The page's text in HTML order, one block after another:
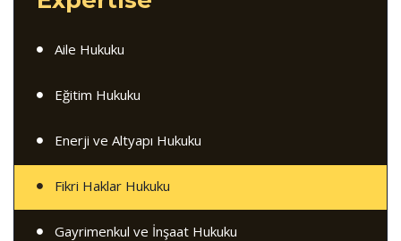
Aile Hukuku
Eğitim Hukuku
Enerji ve Altyapı Hukuku
Fikri Haklar Hukuku
Gayrimenkul ve İnşaat Hukuku